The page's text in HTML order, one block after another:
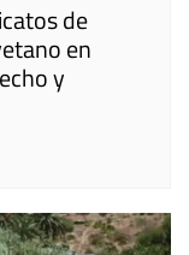
de
en
y